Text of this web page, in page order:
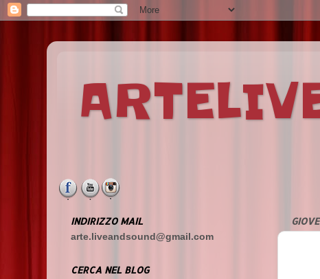
INDIRIZZO MAIL
arte.liveandsound@gmail.com
CERCA NEL BLOG